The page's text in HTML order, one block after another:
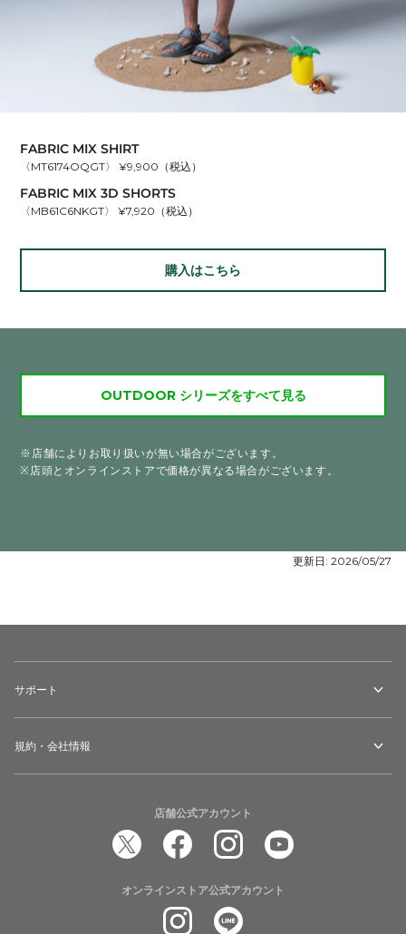
FABRIC MIX SHIRT
〈MT6174OQGT〉 ¥9,900（税込）
FABRIC MIX 3D SHORTS
〈MB61C6NKGT〉 ¥7,920（税込）
購入はこちら
OUTDOOR シリーズをすべて見る
※店舗によりお取り扱いが無い場合がございます。
※店頭とオンラインストアで価格が異なる場合がございます。
更新日: 2026/05/27
サポート
規約・会社情報
店舗公式アカウント
オンラインストア公式アカウント